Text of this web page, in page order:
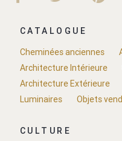
CATALOGUE
Cheminées anciennes
Architecture Intérieure
Architecture Extérieure
Luminaires
Objets
CULTURE